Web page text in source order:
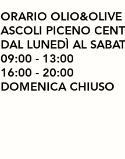
ORARIO OLIO&OLIVE
ASCOLI PICENO
DAL LUNEDÌ AL
09:00 - 13:00
16:00 - 20:00
DOMENICA CHIUSO